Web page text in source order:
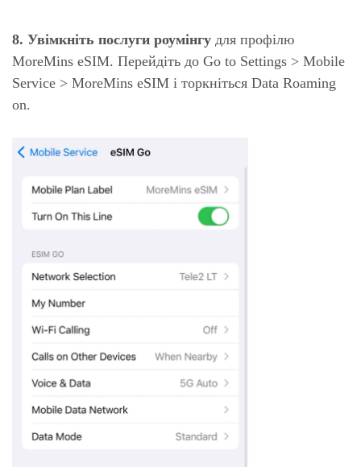
8. Увімкніть послуги роумінгу для профілю
MoreMins eSIM. Перейдіть до Go to Settings > Mobile
Service > MoreMins eSIM і торкніться Data Roaming
on.